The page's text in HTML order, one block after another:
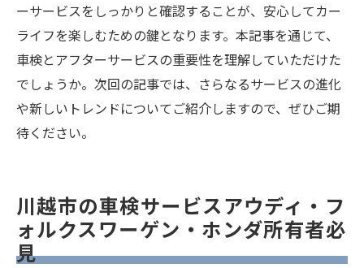
ーサービスをしっかりと確認することが、安心してカー
ライフを楽しむための鍵となります。本記事を通じて、
車検とアフターサービスの重要性を理解していただけた
でしょうか。次回の記事では、さらなるサービスの進化
や新しいトレンドについてご紹介しますので、ぜひご期
待ください。
川越市の車検サービスアウディ・フ
ォルクスワーゲン・ホンダ所有者必
見